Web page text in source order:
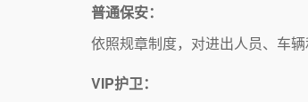
普通保安：
依照规章制度，对进出人员、车
VIP护卫：